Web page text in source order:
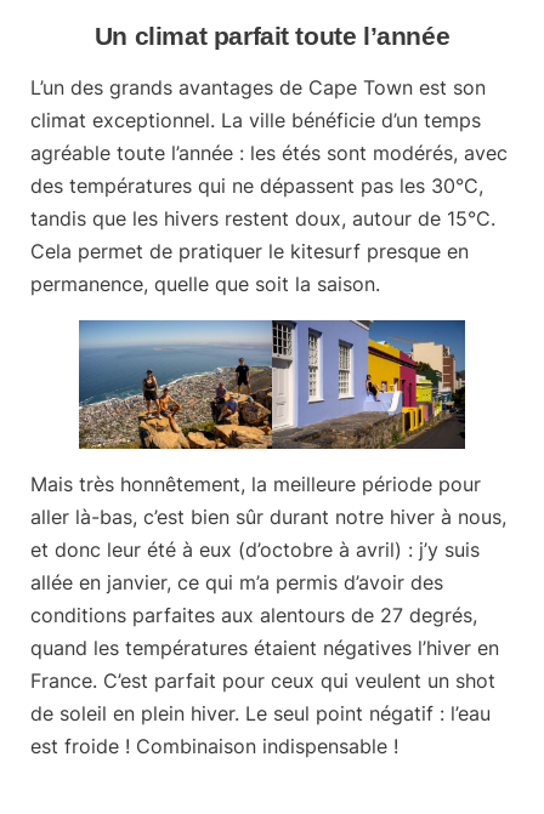
Un climat parfait toute l’année
L’un des grands avantages de Cape Town est son
climat exceptionnel. La ville bénéficie d’un temps
agréable toute l’année : les étés sont modérés, avec
des températures qui ne dépassent pas les 30°C,
tandis que les hivers restent doux, autour de 15°C.
Cela permet de pratiquer le kitesurf presque en
permanence, quelle que soit la saison.
Mais très honnêtement, la meilleure période pour
aller là-bas, c’est bien sûr durant notre hiver à nous,
et donc leur été à eux (d’octobre à avril) : j’y suis
allée en janvier, ce qui m’a permis d’avoir des
conditions parfaites aux alentours de 27 degrés,
quand les températures étaient négatives l’hiver en
France. C’est parfait pour ceux qui veulent un shot
de soleil en plein hiver. Le seul point négatif : l’eau
est froide ! Combinaison indispensable !